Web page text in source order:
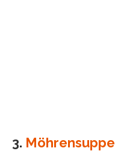
3.